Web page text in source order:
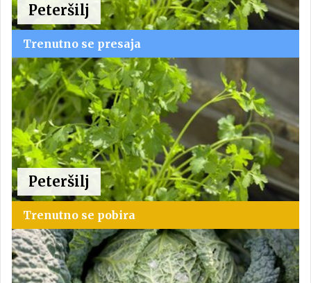
Peteršilj
Trenutno se presaja
Peteršilj
Trenutno se pobira